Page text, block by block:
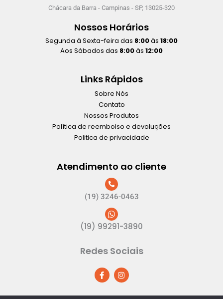
Chácara da Barra - Campinas - SP, 13025-320
Nossos Horários
Segunda á Sexta-feira das 8:00às 18:00
Aos Sábados das 8:00às 12:00
Links Rápidos
Sobre Nós
Contato
Nossos Produtos
Política de reembolso e devoluções
Politica de privacidade
Atendimento ao cliente
(19) 3246-0463
(19) 99291-3890
Redes Sociais
F
a
c
e
I
n
s
t